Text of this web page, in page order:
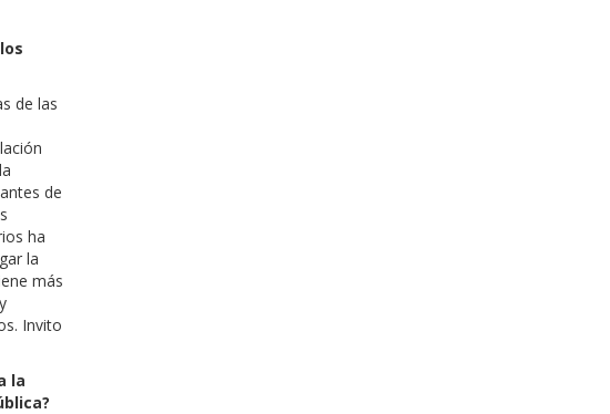
de las
de
ha
la
más
Invito
la